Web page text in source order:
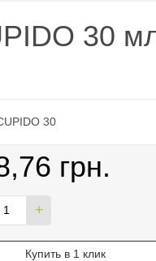
30
30
грн.
+
Купить в 1 клик